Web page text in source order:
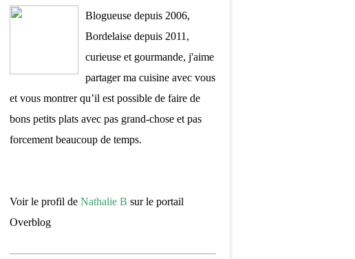
Blogueuse depuis 2006,
Bordelaise depuis 2011,
curieuse et gourmande, j'aime
partager ma cuisine avec vous
et vous montrer qu’il est possible de faire de
bons petits plats avec pas grand-chose et pas
forcement beaucoup de temps.
Voir le profil de Nathalie B sur le portail
Overblog